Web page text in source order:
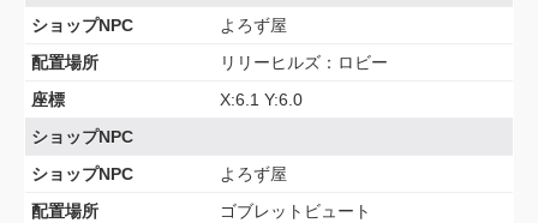
ショップNPC
よろず屋
配置場所
リリーヒルズ：ロビー
座標
X:6.1 Y:6.0
ショップNPC
ショップNPC
よろず屋
配置場所
ゴブレットビュート